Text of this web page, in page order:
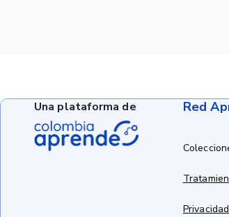
Red
Una plataforma de